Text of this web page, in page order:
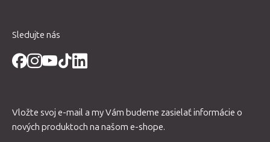
Sledujte nás
Vložte svoj e-mail a my Vám budeme zasielať informácie o
nových produktoch na našom e-shope.